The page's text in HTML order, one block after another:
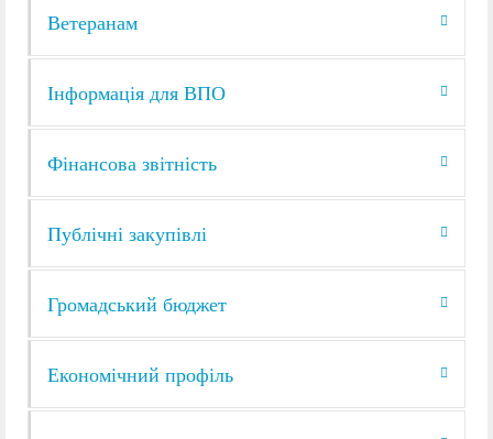
Ветеранам
Інформація для ВПО
Фінансова звітність
Публічні закупівлі
Громадський бюджет
Економічний профіль